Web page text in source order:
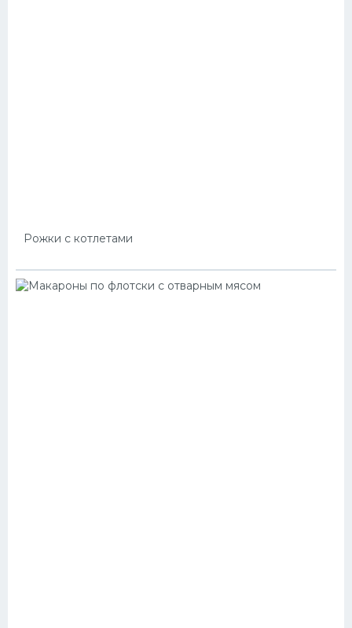
Рожки с котлетами